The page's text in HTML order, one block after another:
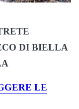
DI BIELLA
LE